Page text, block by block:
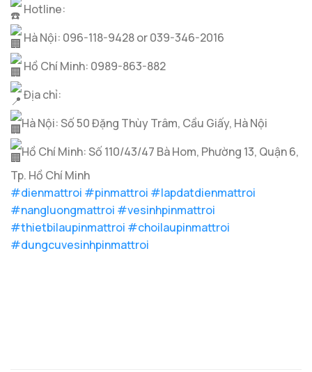
Hotline:
Hà Nội: 096-118-9428 or 039-346-2016
Hồ Chí Minh: 0989-863-882
Địa chỉ:
Hà Nội: Số 50 Đặng Thùy Trâm, Cầu Giấy, Hà Nội
Hồ Chí Minh: Số 110/43/47 Bà Hom, Phường 13, Quận 6,
Tp. Hồ Chí Minh
#dienmattroi #pinmattroi #lapdatdienmattroi
#nangluongmattroi #vesinhpinmattroi
#thietbilaupinmattroi #choilaupinmattroi
#dungcuvesinhpinmattroi